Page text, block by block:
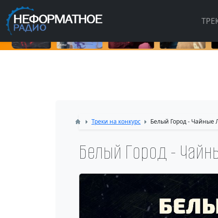
Треки на конкурс Белый Город - Чайные
Белый Город -